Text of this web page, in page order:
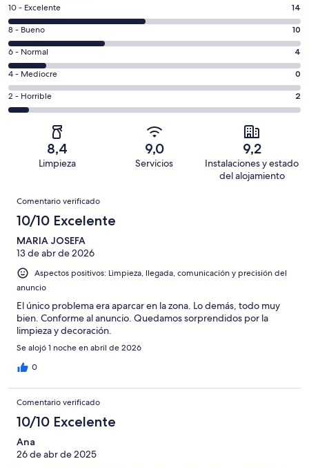
14
comentarios
de
un
total
de
30
con
puntuación
Excelente
10 - Excelente 14
10
comentarios
de
un
total
de
puntuación
Bueno
8 - Bueno 10
4
comentarios
de
un
total
de
Normal
6 - Normal 4
0
comentarios
de
puntuación
de
4 - Mediocre 0
2
comentarios
con
una
puntuación
de
Horrible
2 - Horrible 2
8,4
Limpieza
9,0
Servicios
9,2
Instalaciones y estado
del alojamiento
Comentarios
Comentario verificado
10/10 Excelente
MARIA JOSEFA
13 de abr de 2026
Aspectos positivos: Limpieza, llegada, comunicación y precisión del
anuncio
El único problema era aparcar en la zona. Lo demás, todo muy
bien. Conforme al anuncio. Quedamos sorprendidos por la
limpieza y decoración.
Se alojó 1 noche en abril de 2026
0
Comentario verificado
10/10 Excelente
Ana
26 de abr de 2025